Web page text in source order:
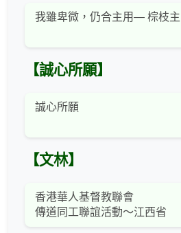
我雖卑微，仍合主用— 棕枝
【誠心所願】
誠心所願
【文林】
香港華人基督教聯會
傳道同工聯誼活動～江西省